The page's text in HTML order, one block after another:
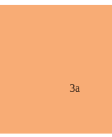
3a